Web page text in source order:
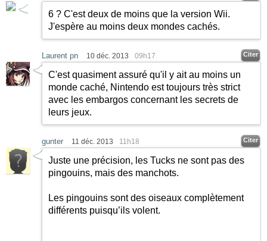
6 ? C'est deux de moins que la version Wii.
J'espère au moins deux mondes cachés.
Laurent pn 10 déc. 2013 09h17 Citer
C'est quasiment assuré qu'il y ait au moins un
monde caché, Nintendo est toujours très strict
avec les embargos concernant les secrets de
leurs jeux.
gunter 11 déc. 2013 11h18 Citer
Juste une précision, les Tucks ne sont pas des
pingouins, mais des manchots.
Les pingouins sont des oiseaux complètement
différents puisqu’ils volent.